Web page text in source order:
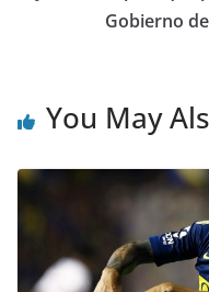
Gobierno
You May